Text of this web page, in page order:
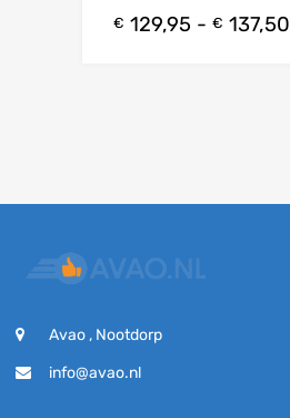
€ 129,95 - € 137,50
Avao , Nootdorp
info@avao.nl